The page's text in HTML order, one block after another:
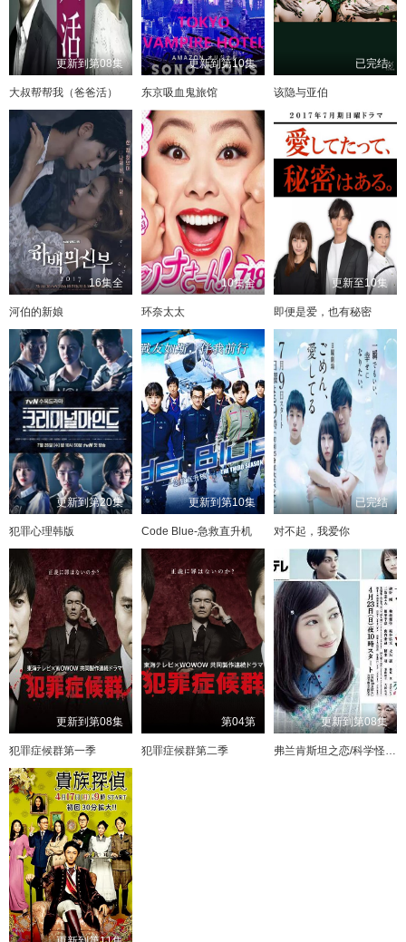
更新到第08集
大叔帮帮我（爸爸活）
更新到第10集
东京吸血鬼旅馆
已完结
该隐与亚伯
16集全
河伯的新娘
10集全
环奈太太
更新至10集
即便是爱，也有秘密
更新到第20集
犯罪心理韩版
更新到第10集
Code Blue-急救直升机
已完结
对不起，我爱你
更新到第08集
犯罪症候群第一季
第04第
犯罪症候群第二季
更新到第08集
弗兰肯斯坦之恋/科学怪人之恋